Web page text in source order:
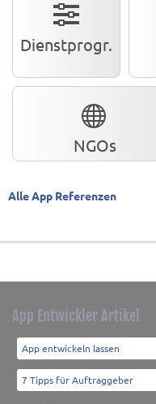
Dienstprogr.
NGOs
Alle App Referenzen
App Entwickler Artikel
App entwickeln lassen
7 Tipps für Auftraggeber